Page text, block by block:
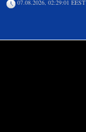
07.08.2026, 02:29:01 EEST